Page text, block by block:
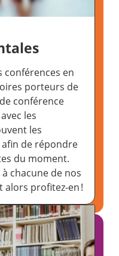
conférences en
porteurs de
conférence
les
les
de répondre
du moment.
chacune de nos
profitez-en !